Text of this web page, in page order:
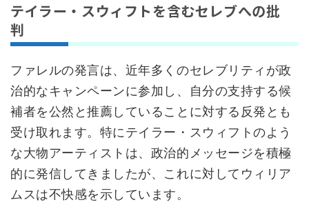
テイラー・スウィフトを含むセレブへの批
判
ファレルの発言は、近年多くのセレブリティが政
治的なキャンペーンに参加し、自分の支持する候
補者を公然と推薦していることに対する反発とも
受け取れます。特にテイラー・スウィフトのよう
な大物アーティストは、政治的メッセージを積極
的に発信してきましたが、これに対してウィリア
ムスは不快感を示しています。